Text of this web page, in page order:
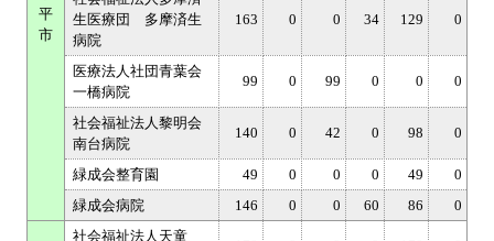
平
市
生医療団 多摩済生
病院
163 0 0 34 129 0
医療法人社団青葉会
一橋病院
99 0 99 0 0 0
社会福祉法人黎明会
南台病院
140 0 42 0 98 0
緑成会整育園 49 0 0 0 49
0
緑成会病院
146 0 0 60 86 0
社会福祉法人天童